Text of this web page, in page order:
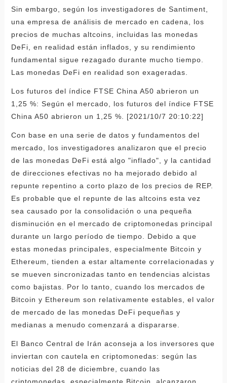
Sin embargo, según los investigadores de Santiment,
una empresa de análisis de mercado en cadena, los
precios de muchas altcoins, incluidas las monedas
DeFi, en realidad están inflados, y su rendimiento
fundamental sigue rezagado durante mucho tiempo.
Las monedas DeFi en realidad son exageradas.
Los futuros del índice FTSE China A50 abrieron un
1,25 %: Según el mercado, los futuros del índice FTSE
China A50 abrieron un 1,25 %. [2021/10/7 20:10:22]
Con base en una serie de datos y fundamentos del
mercado, los investigadores analizaron que el precio
de las monedas DeFi está algo "inflado", y la cantidad
de direcciones efectivas no ha mejorado debido al
repunte repentino a corto plazo de los precios de REP.
Es probable que el repunte de las altcoins esta vez
sea causado por la consolidación o una pequeña
disminución en el mercado de criptomonedas principal
durante un largo período de tiempo. Debido a que
estas monedas principales, especialmente Bitcoin y
Ethereum, tienden a estar altamente correlacionadas y
se mueven sincronizadas tanto en tendencias alcistas
como bajistas. Por lo tanto, cuando los mercados de
Bitcoin y Ethereum son relativamente estables, el valor
de mercado de las monedas DeFi pequeñas y
medianas a menudo comenzará a dispararse.
El Banco Central de Irán aconseja a los inversores que
inviertan con cautela en criptomonedas: según las
noticias del 28 de diciembre, cuando las